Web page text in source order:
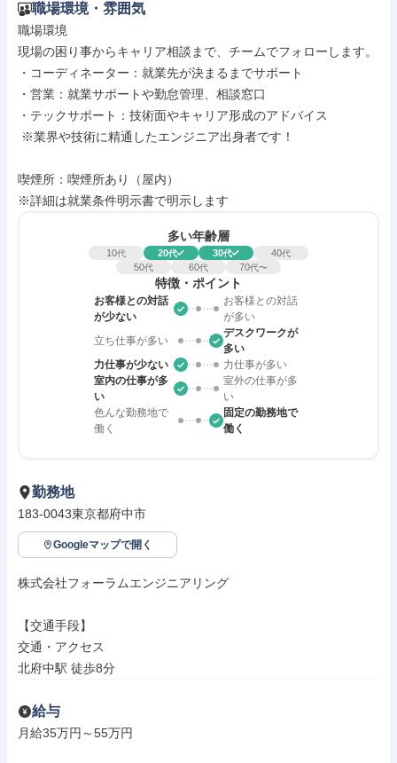
職場環境・雰囲気
職場環境
現場の困り事からキャリア相談まで、チームでフォローします。
・コーディネーター：就業先が決まるまでサポート
・営業：就業サポートや勤怠管理、相談窓口
・テックサポート：技術面やキャリア形成のアドバイス
喫煙所：喫煙所あり（屋内）
※詳細は就業条件明示書で明示します
多い年齢層
10代 20代 30代 40代
50代 60代 70代〜
特徴・ポイント
お客様との対話
が少ない
お客様との対話
が多い
立ち仕事が多い
デスクワークが
多い
力仕事が少ない
力仕事が多い
室内の仕事が多
い
室外の仕事が多
い
色んな勤務地で
働く
固定の勤務地で
働く
勤務地
183-0043東京都府中市
Googleマップで開く
株式会社フォーラムエンジニアリング
【交通手段】
交通・アクセス
北府中駅 徒歩8分
給与
月給35万円～55万円